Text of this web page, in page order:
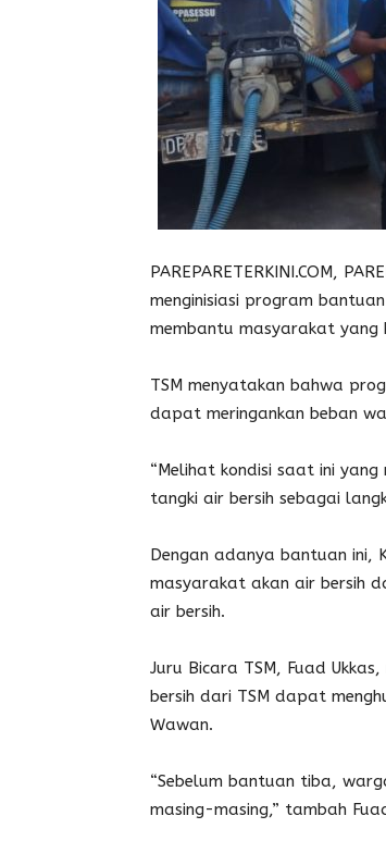
PAREPARETERKINI.COM,
menginisiasi program
membantu masyarakat yang
TSM menyatakan bahwa
dapat meringankan beban
“Melihat kondisi saat ini
tangki air bersih sebagai
Dengan adanya bantuan ini,
masyarakat akan air bersih
air bersih.
Juru Bicara TSM, Fuad
bersih dari TSM dapat
Wawan.
“Sebelum bantuan tiba,
masing-masing,” tambah